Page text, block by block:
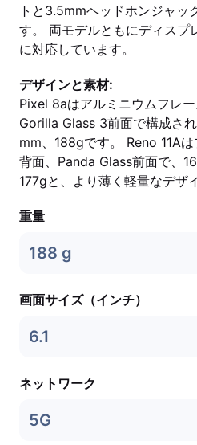
トと3.5mmヘッドホンジャッ
す。 両モデルともにディスプ
に対応しています。
デザインと素材:
Pixel 8aはアルミニウムフレー
Gorilla Glass 3前面で構成さ
mm、188gです。 Reno 11A
背面、Panda Glass前面で、
177gと、より薄く軽量なデザ
重量
188 g
画面サイズ（インチ）
6.1
ネットワーク
5G